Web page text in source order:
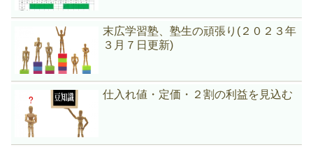
末広学習塾、塾生の頑張り(２０２３年
３月７日更新)
仕入れ値・定価・２割の利益を見込む